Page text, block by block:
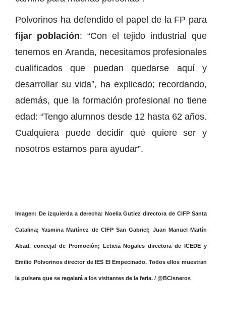
Polvorinos ha defendido el papel de la FP para
fijar población: “Con el tejido industrial que
tenemos en Aranda, necesitamos profesionales
cualificados que puedan quedarse aquí y
desarrollar su vida”, ha explicado; recordando,
además, que la formación profesional no tiene
edad: “Tengo alumnos desde 12 hasta 62 años.
Cualquiera puede decidir qué quiere ser y
nosotros estamos para ayudar”.
Imagen: De izquierda a derecha: Noelia Gutiez directora de CIFP Santa
Catalina; Yasmina Martínez de CIFP San Gabriel; Juan Manuel Martín
Abad, concejal de Promoción; Leticia Nogales directora de ICEDE y
Emilio Polvorinos director de IES El Empecinado. Todos ellos muestran
la pulsera que se regalará a los visitantes de la feria. / @BCisneros